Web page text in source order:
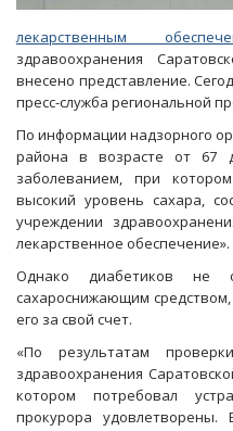
лекарственным
здравоохранения
внесено представление.
пресс-служба региональной
По информации надзорного
района в возрасте от 67
заболеванием, при
высокий уровень сахара,
учреждении
лекарственное обеспечение».
Однако диабетиков не
сахароснижающим
его за свой счет.
«По результатам
здравоохранения
котором потребовал
прокурора